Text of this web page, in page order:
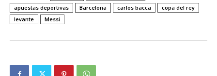
apuestas deportivas
Barcelona carlos bacca
copa del rey
levante
Messi